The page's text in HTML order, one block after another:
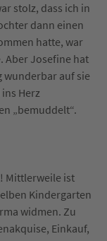
stolz, dass ich in
dann einen
hatte, war
Aber Josefine hat
wunderbar auf sie
Herz
„bemuddelt“.
Mittlerweile ist
Kindergarten
widmen. Zu
Einkauf,